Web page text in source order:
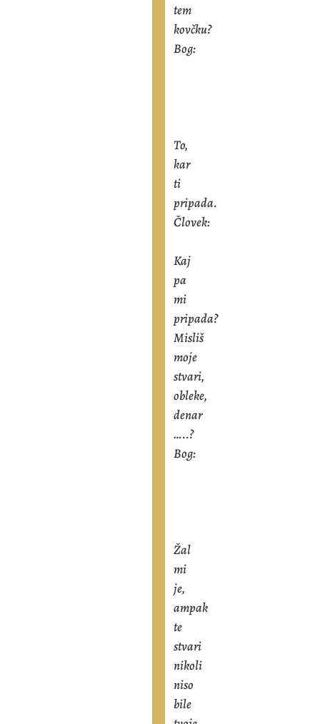
tem
kovčku?
Bog:
To,
kar
ti
pripada.
Človek:
Kaj
pa
mi
pripada?
Misliš
moje
stvari,
obleke,
denar
…..?
Bog:
Žal
mi
je,
ampak
te
stvari
nikoli
niso
bile